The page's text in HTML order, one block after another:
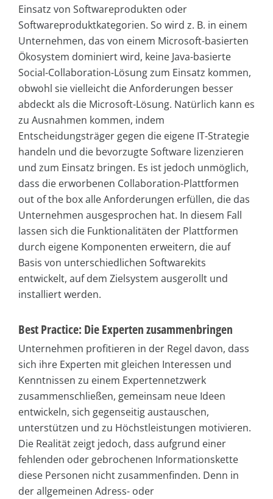
Einsatz von Softwareprodukten oder
Softwareproduktkategorien. So wird z. B. in einem
Unternehmen, das von einem Microsoft-basierten
Ökosystem dominiert wird, keine Java-basierte
Social-Collaboration-Lösung zum Einsatz kommen,
obwohl sie vielleicht die Anforderungen besser
abdeckt als die Microsoft-Lösung. Natürlich kann es
zu Ausnahmen kommen, indem
Entscheidungsträger gegen die eigene IT-Strategie
handeln und die bevorzugte Software lizenzieren
und zum Einsatz bringen. Es ist jedoch unmöglich,
dass die erworbenen Collaboration-Plattformen
out of the box alle Anforderungen erfüllen, die das
Unternehmen ausgesprochen hat. In diesem Fall
lassen sich die Funktionalitäten der Plattformen
durch eigene Komponenten erweitern, die auf
Basis von unterschiedlichen Softwarekits
entwickelt, auf dem Zielsystem ausgerollt und
installiert werden.
Best Practice: Die Experten zusammenbringen
Unternehmen profitieren in der Regel davon, dass
sich ihre Experten mit gleichen Interessen und
Kenntnissen zu einem Expertennetzwerk
zusammenschließen, gemeinsam neue Ideen
entwickeln, sich gegenseitig austauschen,
unterstützen und zu Höchstleistungen motivieren.
Die Realität zeigt jedoch, dass aufgrund einer
fehlenden oder gebrochenen Informationskette
diese Personen nicht zusammenfinden. Denn in
der allgemeinen Adress- oder